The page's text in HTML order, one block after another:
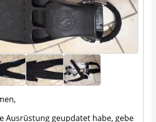
Ausrüstung geupdatet habe, gebe